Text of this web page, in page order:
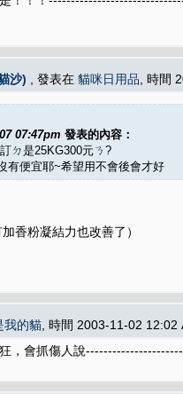
沙) , 發表在 貓咪日用品 , 時間
07:47pm 發表的內容：
ㄉ是25KG300元ㄋ?
有便宜耶~希望用不會後會才好
香粉凝結力也改善了）
我的貓 , 時間 2003-11-02
狂，會抓傷人說